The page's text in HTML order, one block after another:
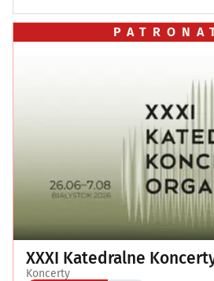
XXXI Katedralne
Koncerty